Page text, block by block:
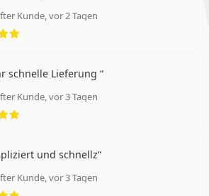
Kunde, vor 2 Tagen
Bewertung 5 aus 5
schnelle Lieferung
Kunde, vor 3 Tagen
Bewertung 5 aus 5
und schnellz
Kunde, vor 3 Tagen
Bewertung 5 aus 5